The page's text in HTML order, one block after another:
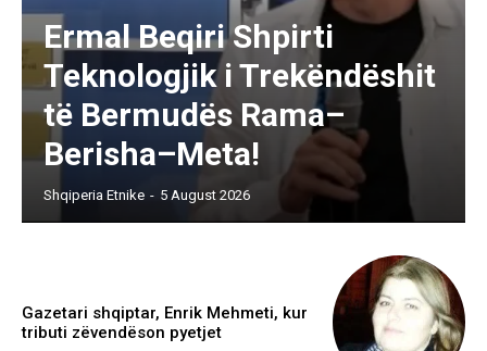
Ermal Beqiri Shpirti
Teknologjik i Trekëndëshit
të Bermudës Rama–
Berisha–Meta!
Shqiperia Etnike - 5 August 2026
Gazetari shqiptar, Enrik Mehmeti, kur
tributi zëvendëson pyetjet